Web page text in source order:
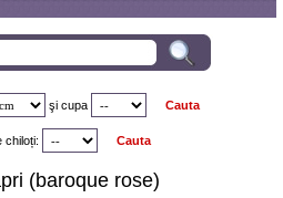
şi cupa
chiloți:
(baroque rose)